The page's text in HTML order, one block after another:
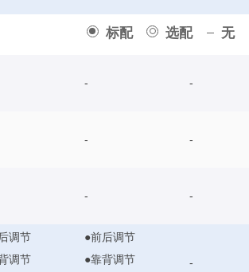
标配 选配 无
- -
- -
- -
调节
调节
●前后调节
●靠背调节
-